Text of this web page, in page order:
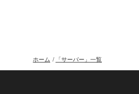
ホーム / 「サーバー」一覧